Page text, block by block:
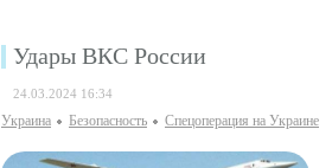
Удары ВКС России
24.03.2024 16:34
Украина Безопаcность Спецоперация на Украине